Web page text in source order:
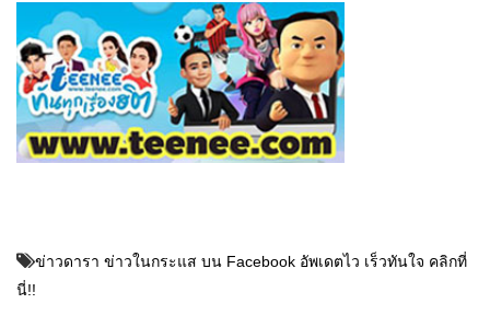
ข่าวดารา ข่าวในกระแส บน Facebook อัพเดตไว เร็วทันใจ คลิกที่
นี่!!